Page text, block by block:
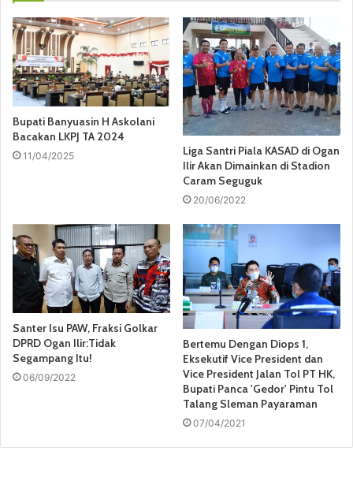
Bupati Banyuasin H Askolani
Bacakan LKPJ TA 2024
11/04/2025
Liga Santri Piala KASAD di Ogan
Ilir Akan Dimainkan di Stadion
Caram Seguguk
20/06/2022
Santer Isu PAW, Fraksi Golkar
DPRD Ogan Ilir:Tidak
Segampang Itu!
06/09/2022
Bertemu Dengan Diops 1,
Eksekutif Vice President dan
Vice President Jalan Tol PT HK,
Bupati Panca 'Gedor' Pintu Tol
Talang Sleman Payaraman
07/04/2021